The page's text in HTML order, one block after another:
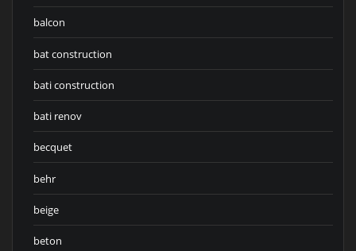
balcon
bat construction
bati construction
bati renov
becquet
behr
beige
beton